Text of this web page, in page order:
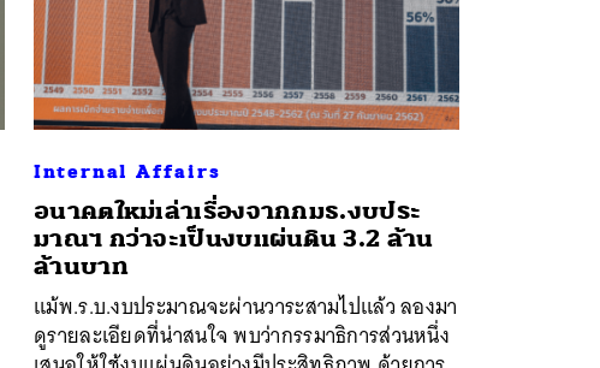
Internal Affairs
อนาคตใหม่เล่าเรื่องจากกมธ.งบประ
มาณฯ กว่าจะเป็นงบแผ่นดิน 3.2 ล้าน
ล้านบาท
แม้พ.ร.บ.งบประมาณจะผ่านวาระสามไปแล้ว ลองมา
ดูรายละเอียดที่น่าสนใจ พบว่ากรรมาธิการส่วนหนึ่ง